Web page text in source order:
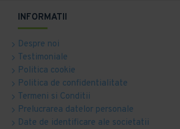
INFORMATII
Despre noi
Testimoniale
Politica cookie
Politica de confidentialitate
Termeni si Conditii
Prelucrarea datelor personale
Date de identificare ale societatii